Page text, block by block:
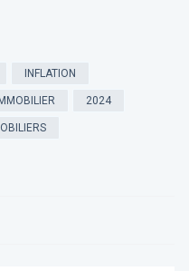
INFLATION
2024